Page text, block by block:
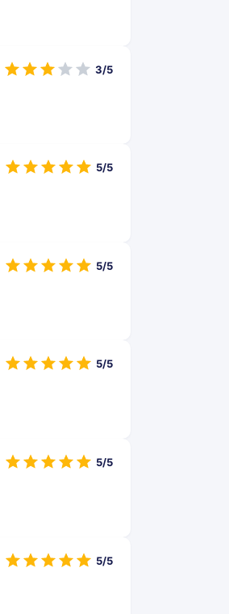
3/5
5/5
5/5
5/5
5/5
5/5